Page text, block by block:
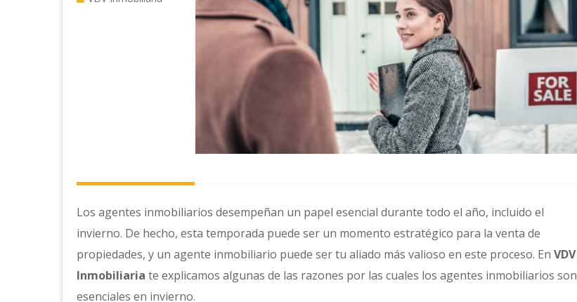
Los agentes inmobiliarios desempeñan un papel esencial durante todo el año, incluido el
invierno. De hecho, esta temporada puede ser un momento estratégico para la venta de
propiedades, y un agente inmobiliario puede ser tu aliado más valioso en este proceso. En VDV
Inmobiliaria te explicamos algunas de las razones por las cuales los agentes inmobiliarios son
esenciales en invierno.